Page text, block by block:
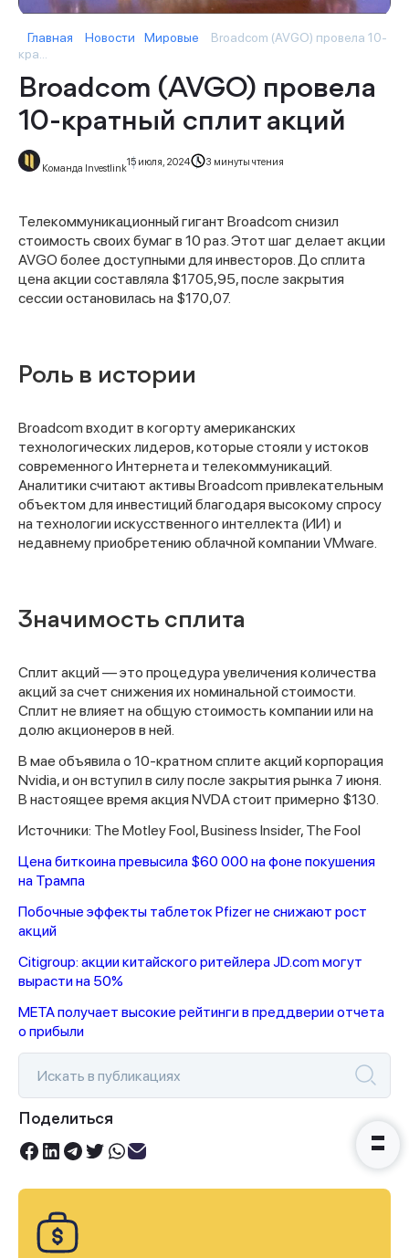
Главная Новости Мировые
Broadcom (AVGO) провела 10-
кра...
Broadcom (AVGO) провела
10-кратный сплит акций
Команда Investlink
15 июля, 2024 3 минуты чтения
Телекоммуникационный гигант Broadcom снизил
стоимость своих бумаг в 10 раз. Этот шаг делает акции
AVGO более доступными для инвесторов. До сплита
цена акции составляла $1705,95, после закрытия
сессии остановилась на $170,07.
Роль в истории
Broadcom входит в когорту американских
технологических лидеров, которые стояли у истоков
современного Интернета и телекоммуникаций.
Аналитики считают активы Broadcom привлекательным
объектом для инвестиций благодаря высокому спросу
на технологии искусственного интеллекта (ИИ) и
недавнему приобретению облачной компании VMware.
Значимость сплита
Сплит акций — это процедура увеличения количества
акций за счет снижения их номинальной стоимости.
Сплит не влияет на общую стоимость компании или на
долю акционеров в ней.
В мае объявила о 10-кратном сплите акций корпорация
Nvidia, и он вступил в силу после закрытия рынка 7 июня.
В настоящее время акция NVDA стоит примерно $130.
Источники: The Motley Fool, Business Insider, The Fool
Цена биткоина превысила $60 000 на фоне покушения
на Трампа
Побочные эффекты таблеток Pfizer не снижают рост
акций
Citigroup: акции китайского ритейлера JD.com могут
вырасти на 50%
META получает высокие рейтинги в преддверии отчета
о прибыли
Поделиться
Спасибо за заявку